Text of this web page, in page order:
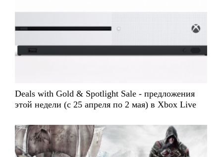
Deals with Gold & Spotlight Sale - предложения
этой недели (с 25 апреля по 2 мая) в Xbox Live